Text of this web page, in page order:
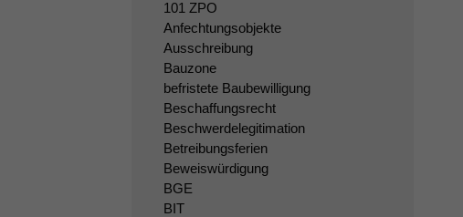
101 ZPO
Anfechtungsobjekte
Ausschreibung
Bauzone
befristete Baubewilligung
Beschaffungsrecht
Beschwerdelegitimation
Betreibungsferien
Beweiswürdigung
BGE
BIT